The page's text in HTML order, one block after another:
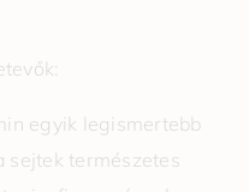
egyik legismertebb
sejtek természetes